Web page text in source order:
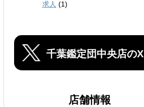
求人 (1)
千葉鑑定団中央店のX
店舗情報